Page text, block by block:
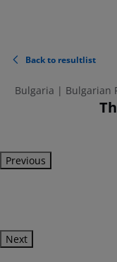
Back to resultlist
Bulgaria | Bulgarian
Previous
Next